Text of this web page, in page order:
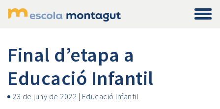
Final d’etapa a
Educació Infantil
23 de juny de 2022 | Educació Infantil